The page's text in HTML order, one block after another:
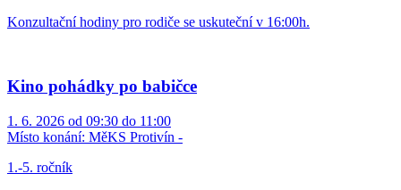
Konzultační hodiny pro rodiče se uskuteční v 16:00h.
Kino pohádky po babičce
1. 6. 2026 od 09:30 do 11:00
Místo konání: MěKS Protivín -
1.-5. ročník